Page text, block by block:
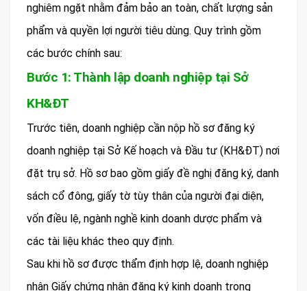
nghiêm ngặt nhằm đảm bảo an toàn, chất lượng sản
phẩm và quyền lợi người tiêu dùng. Quy trình gồm
các bước chính sau:
Bước 1: Thành lập doanh nghiệp tại Sở
KH&ĐT
Trước tiên, doanh nghiệp cần nộp hồ sơ đăng ký
doanh nghiệp tại Sở Kế hoạch và Đầu tư (KH&ĐT) nơi
đặt trụ sở. Hồ sơ bao gồm giấy đề nghị đăng ký, danh
sách cổ đông, giấy tờ tùy thân của người đại diện,
vốn điều lệ, ngành nghề kinh doanh dược phẩm và
các tài liệu khác theo quy định.
Sau khi hồ sơ được thẩm định hợp lệ, doanh nghiệp
nhận Giấy chứng nhận đăng ký kinh doanh trong